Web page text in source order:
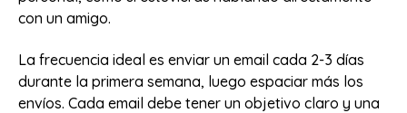
con un amigo.
La frecuencia ideal es enviar un email cada 2-3 días
durante la primera semana, luego espaciar más los
envíos. Cada email debe tener un objetivo claro y una